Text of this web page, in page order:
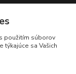
s použitím súborov
týkajúce sa Vašich